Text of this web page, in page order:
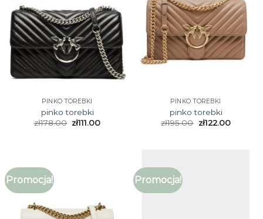
PINKO TOREBKI
pinko torebki
zł178.00 zł111.00
PINKO TOREBKI
pinko torebki
zł195.00 zł122.00
Promocja! Promocja!